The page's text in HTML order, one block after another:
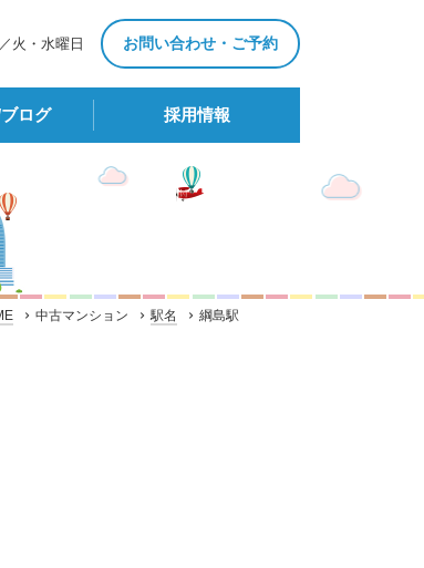
火・水曜日 お問い合わせ・ご予約
ログ 採⽤情報
中古マンション 駅名 綱島駅